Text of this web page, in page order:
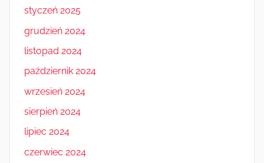
styczeń 2025
grudzień 2024
listopad 2024
październik 2024
wrzesień 2024
sierpień 2024
lipiec 2024
czerwiec 2024